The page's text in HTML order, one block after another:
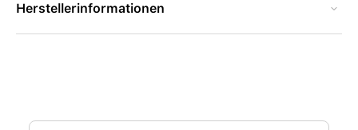
Herstellerinformationen